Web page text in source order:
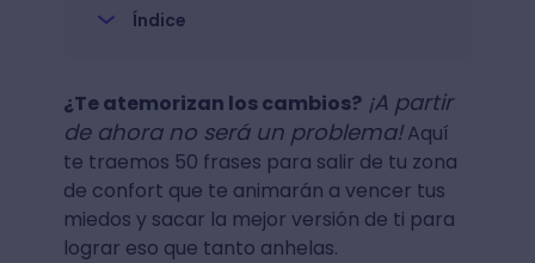
Índice
¿Te atemorizan los cambios? ¡A partir
de ahora no será un problema!Aquí
te traemos 50 frases para salir de tu zona
de confort que te animarán a vencer tus
miedos y sacar la mejor versión de ti para
lograr eso que tanto anhelas.